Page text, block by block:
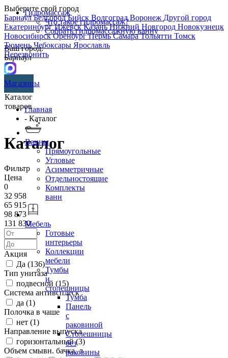
Выберите свой город
БарнаулБелгородБийск ВолгоградВоронеж Другой город
ЕкатеринбургИжевскКазаньНижний Новгород Новокузнецк
НовосибирскОренбургПермьСамараТольятти Томск
ТюменьЧебоксары Ярославль
Перезвонить
Гидромассаж
Что такое гидромассаж?
Собрать гидромассажную ванну
Ваш город:
Барнаул
Магазины
Каталог
товаров
Ванны
Прямоугольные
Угловые
Асимметричные
Отдельностоящие
Комплекты
ванн
Мебель
Готовые
интерьеры
Коллекции
мебели
Тумбы
и
столешницы
Тумба
Панель
с
раковиной
Столешницы
без
раковины
Главная
- Каталог
Каталог
Фильтр
Цена
0
32 958
65 915
98 873
131 830
Акция
Да (136)
Тип унитаза
подвесной (15)
Система антивсплеск
да (1)
Полочка в чаше
нет (1)
Направление выпуска
горизонтальный (3)
Объем смывн. бачка, л